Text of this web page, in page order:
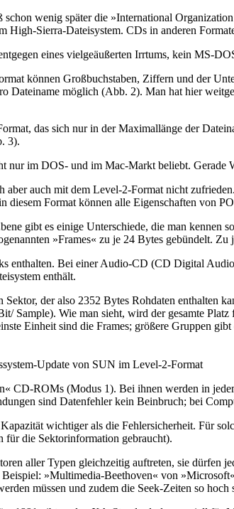
wenig später die »International
High-Sierra-Dateisystem. CDs in anderen
eines vielgeäußerten Irrtums, kein MS-
können Großbuchstaben, Ziffern und der
Dateiname möglich (Abb. 2). Man hat hier
das sich nur in der Maximallänge der
3).
nur im DOS- und im Mac-Markt beliebt. Gerade
aber auch mit dem Level-2-Format nicht
diesem Format können alle Eigenschaften von
gibt es einige Unterschiede, die man
»Frames« zu je 24 Bytes gebündelt.
enthalten. Bei einer Audio-CD (CD Digital
enthält.
Sektor, der also 2352 Bytes Rohdaten
Sample). Wie man sieht, wird der gesamte
Einheit sind die Frames; größere Gruppen
Update von SUN im Level-2-Format
CD-ROMs (Modus 1). Bei ihnen werden in
sind Datenfehler kein Beinbruch; bei
wichtiger als die Fehlersicherheit. Für
für die Sektorinformation gebraucht).
aller Typen gleichzeitig auftreten, sie dürfen
»Multimedia-Beethoven« von
müssen und zudem die Seek-Zeiten so hoch